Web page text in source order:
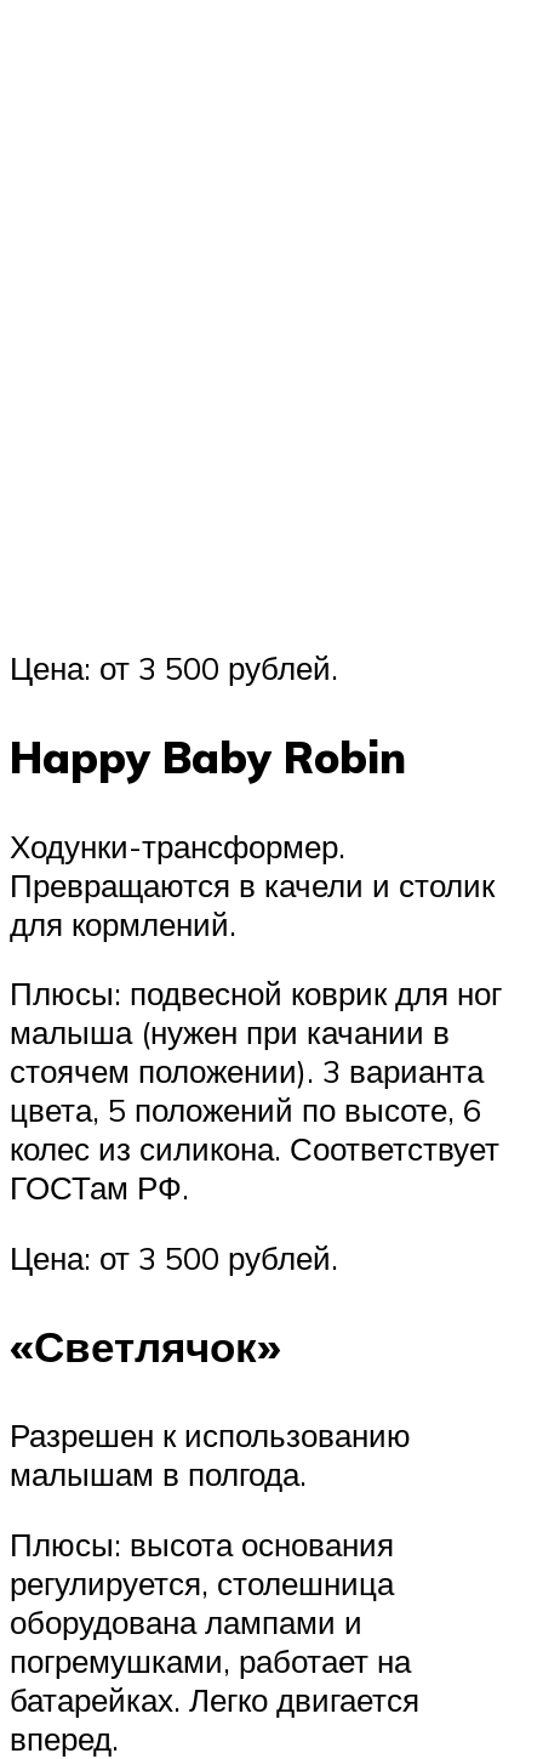
Цена: от 3 500 рублей.
Happy Baby Robin
Ходунки-трансформер.
Превращаются в качели и столик
для кормлений.
Плюсы: подвесной коврик для ног
малыша (нужен при качании в
стоячем положении). 3 варианта
цвета, 5 положений по высоте, 6
колес из силикона. Соответствует
ГОСТам РФ.
Цена: от 3 500 рублей.
«Светлячок»
Разрешен к использованию
малышам в полгода.
Плюсы: высота основания
регулируется, столешница
оборудована лампами и
погремушками, работает на
батарейках. Легко двигается
вперед.